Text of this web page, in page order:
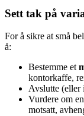
Sett tak på
For å sikre at små
å:
Bestemme et
kontorkaffe,
Avslutte (eller
Vurdere om
motsatt,